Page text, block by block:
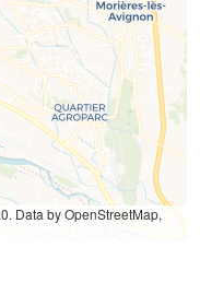
Data by OpenStreetMap,